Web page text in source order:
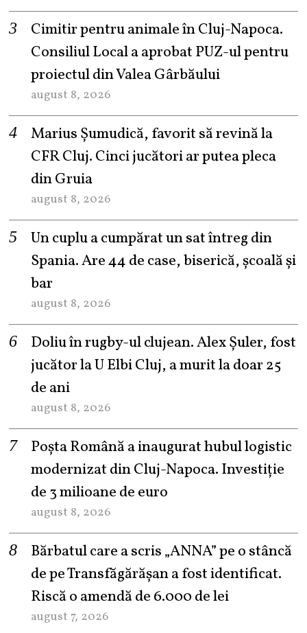
Cimitir pentru animale în Cluj-Napoca.
Consiliul Local a aprobat PUZ-ul pentru
proiectul din Valea Gârbăului
august 8, 2026
Marius Șumudică, favorit să revină la
CFR Cluj. Cinci jucători ar putea pleca
din Gruia
august 8, 2026
Un cuplu a cumpărat un sat întreg din
Spania. Are 44 de case, biserică, școală și
bar
august 8, 2026
Doliu în rugby-ul clujean. Alex Șuler, fost
jucător la U Elbi Cluj, a murit la doar 25
de ani
august 8, 2026
Poșta Română a inaugurat hubul logistic
modernizat din Cluj-Napoca. Investiție
de 3 milioane de euro
august 8, 2026
Bărbatul care a scris „ANNA” pe o stâncă
de pe Transfăgărășan a fost identificat.
Riscă o amendă de 6.000 de lei
august 7, 2026